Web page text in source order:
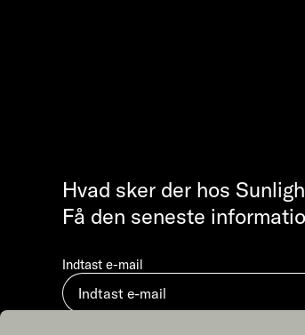
Hvad sker der hos
Få den seneste
Indtast e-mail